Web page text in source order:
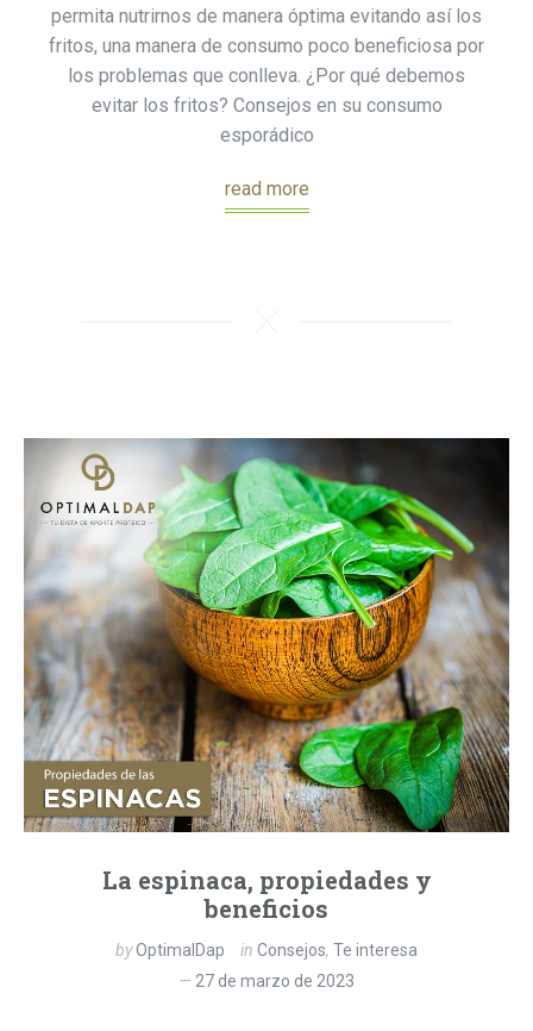
permita nutrirnos de manera óptima evitando así los
fritos, una manera de consumo poco beneficiosa por
los problemas que conlleva. ¿Por qué debemos
evitar los fritos? Consejos en su consumo
esporádico
read more
La espinaca, propiedades y
beneficios
byOptimalDap in Consejos, Te interesa
27 de marzo de 2023